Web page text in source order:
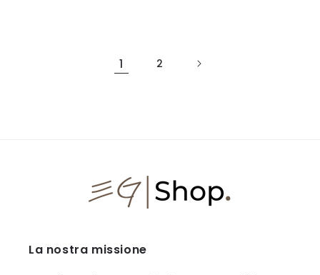
1 2
La nostra missione